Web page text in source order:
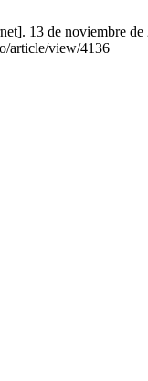
13 de noviembre
article/view/4136